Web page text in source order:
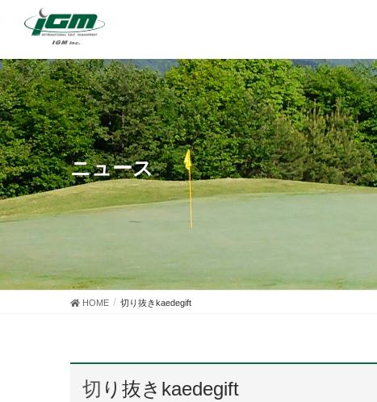
ニュース
HOME 切り抜きkaedegift
切り抜きkaedegift